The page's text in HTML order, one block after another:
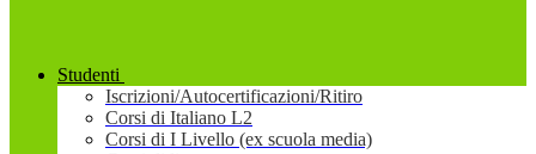
Studenti
Iscrizioni/Autocertificazioni/Ritiro
Corsi di Italiano L2
Corsi di I Livello (ex scuola media)